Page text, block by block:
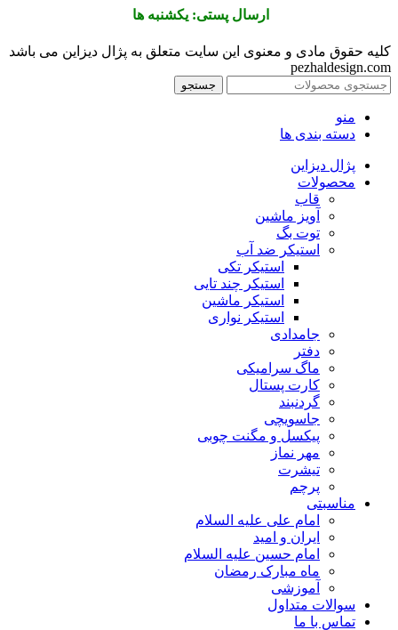
ارسال پستی: یکشنبه ها
کلیه حقوق مادی و معنوی این سایت متعلق به پژال دیزاین می باشد
pezhaldesign.com
جستجو
منو
دسته بندی ها
پژال دیزاین
محصولات
قاب
آویز ماشین
توت بگ
استیکر ضد آب
استیکر تکی
استیکر چند تایی
استیکر ماشین
استیکر نواری
جامدادی
دفتر
ماگ سرامیکی
کارت پستال
گردنبند
جاسویچی
پیکسل و مگنت چوبی
مهر نماز
تیشرت
پرچم
مناسبتی
امام علی علیه السلام
ایران و امید
امام حسین علیه السلام
ماه مبارک رمضان
آموزشی
سوالات متداول
تماس با ما